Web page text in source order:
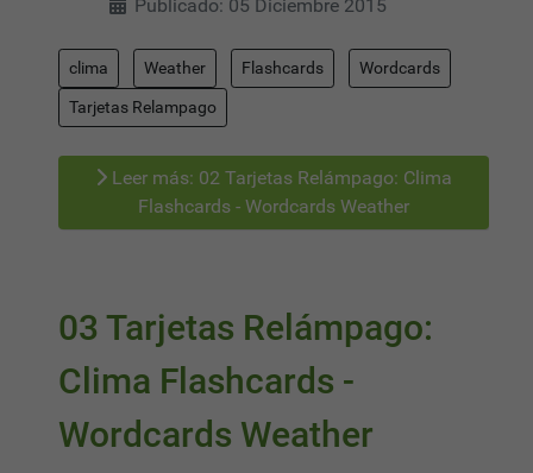
Publicado: 05 Diciembre 2015
clima Weather Flashcards Wordcards
Tarjetas Relampago
Leer más: 02 Tarjetas Relámpago: Clima
Flashcards - Wordcards Weather
03 Tarjetas Relámpago:
Clima Flashcards -
Wordcards Weather